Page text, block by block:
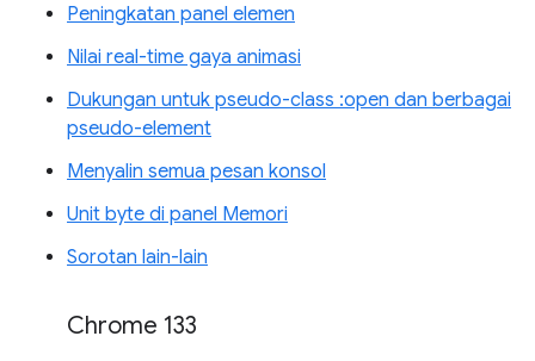
Peningkatan panel elemen
Nilai real-time gaya animasi
Dukungan untuk pseudo-class :open dan berbagai
pseudo-element
Menyalin semua pesan konsol
Unit byte di panel Memori
Sorotan lain-lain
Chrome 133